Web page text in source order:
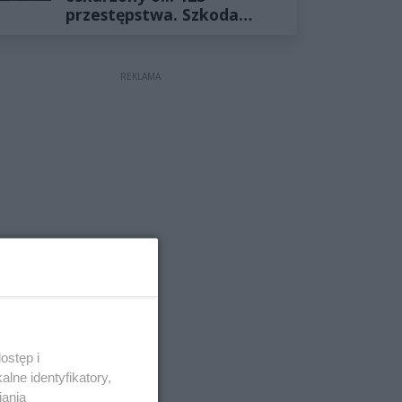
przestępstwa. Szkoda
REKLAMA
i
identyfikatory,